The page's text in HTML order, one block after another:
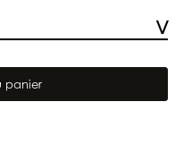
panier